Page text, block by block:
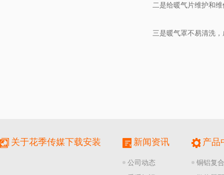
二是给暖气片维护和维
三是暖气罩不易清洗
关于花季传媒下载安装 新闻资讯
公司动态
产品
铜铝复